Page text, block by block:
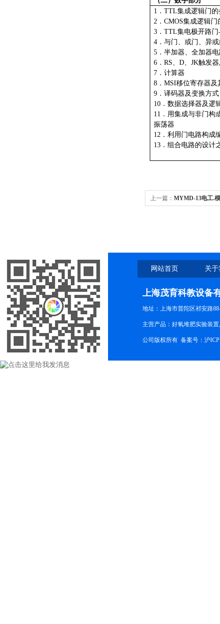
1．TTL集成逻辑门
2．CMOS集成逻辑
3．TTL集电极开路
4．与门、或门、异
5．半加器、全加器
6．RS、D、JK触发
7．计算器
8．MSI移位寄存器及
9．译码器及变换方式
10．数据选择器及逻
11．用集成与非门构
振荡器
12．利用门电路构成
13．组合电路的设计
上一篇： MYMD-13电工.
网站首页 关
上海茂育科教设备
地址：上海市普陀区祁安路
主营产品：好氧堆肥实验装
公司版权所有 备案号： 沪